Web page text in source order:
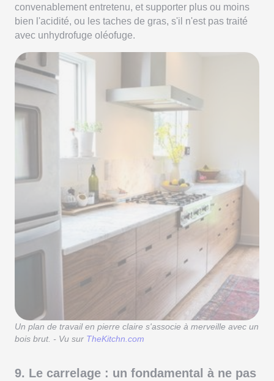
convenablement entretenu, et supporter plus ou moins
bien l'acidité, ou les taches de gras, s'il n'est pas traité
avec unhydrofuge oléofuge.
Un plan de travail en pierre claire s'associe à merveille avec un
bois brut. - Vu sur TheKitchn.com
9. Le carrelage : un fondamental à ne pas